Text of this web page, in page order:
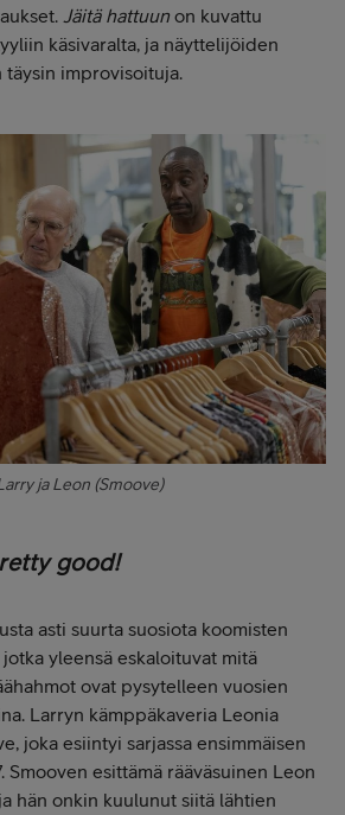
Jäitä hattuunon kuvattu
käsivaralta, ja näyttelijöiden
improvisoituja.
ja Leon (Smoove)
good!
asti suurta suosiota koomisten
yleensä eskaloituvat mitä
ovat pysytelleen vuosien
Larryn kämppäkaveria Leonia
joka esiintyi sarjassa ensimmäisen
Smooven esittämä rääväsuinen Leon
hän onkin kuulunut siitä lähtien